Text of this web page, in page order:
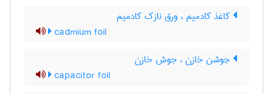
کاغذ کادمیم ، ورق نازک کادمیم
cadmium foil
جوشن خازن ، جوش خازن
capacitor foil